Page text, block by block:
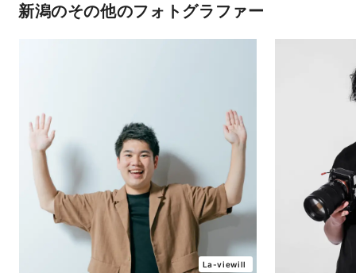
新潟のその他のフォトグラファー
La-viewill